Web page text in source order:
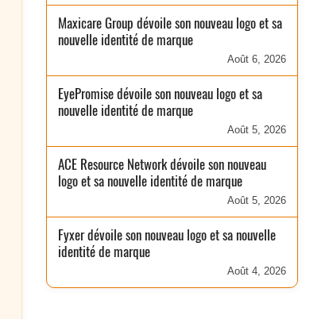
Maxicare Group dévoile son nouveau logo et sa
nouvelle identité de marque
Août 6, 2026
EyePromise dévoile son nouveau logo et sa
nouvelle identité de marque
Août 5, 2026
ACE Resource Network dévoile son nouveau
logo et sa nouvelle identité de marque
Août 5, 2026
Fyxer dévoile son nouveau logo et sa nouvelle
identité de marque
Août 4, 2026